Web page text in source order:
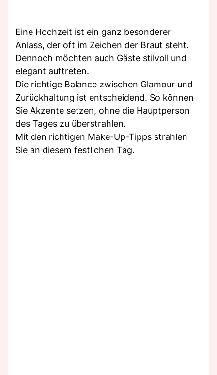
Eine Hochzeit ist ein ganz besonderer
Anlass, der oft im Zeichen der Braut steht.
Dennoch möchten auch Gäste stilvoll und
elegant auftreten.
Die richtige Balance zwischen Glamour und
Zurückhaltung ist entscheidend. So können
Sie Akzente setzen, ohne die Hauptperson
des Tages zu überstrahlen.
Mit den richtigen Make-Up-Tipps strahlen
Sie an diesem festlichen Tag.